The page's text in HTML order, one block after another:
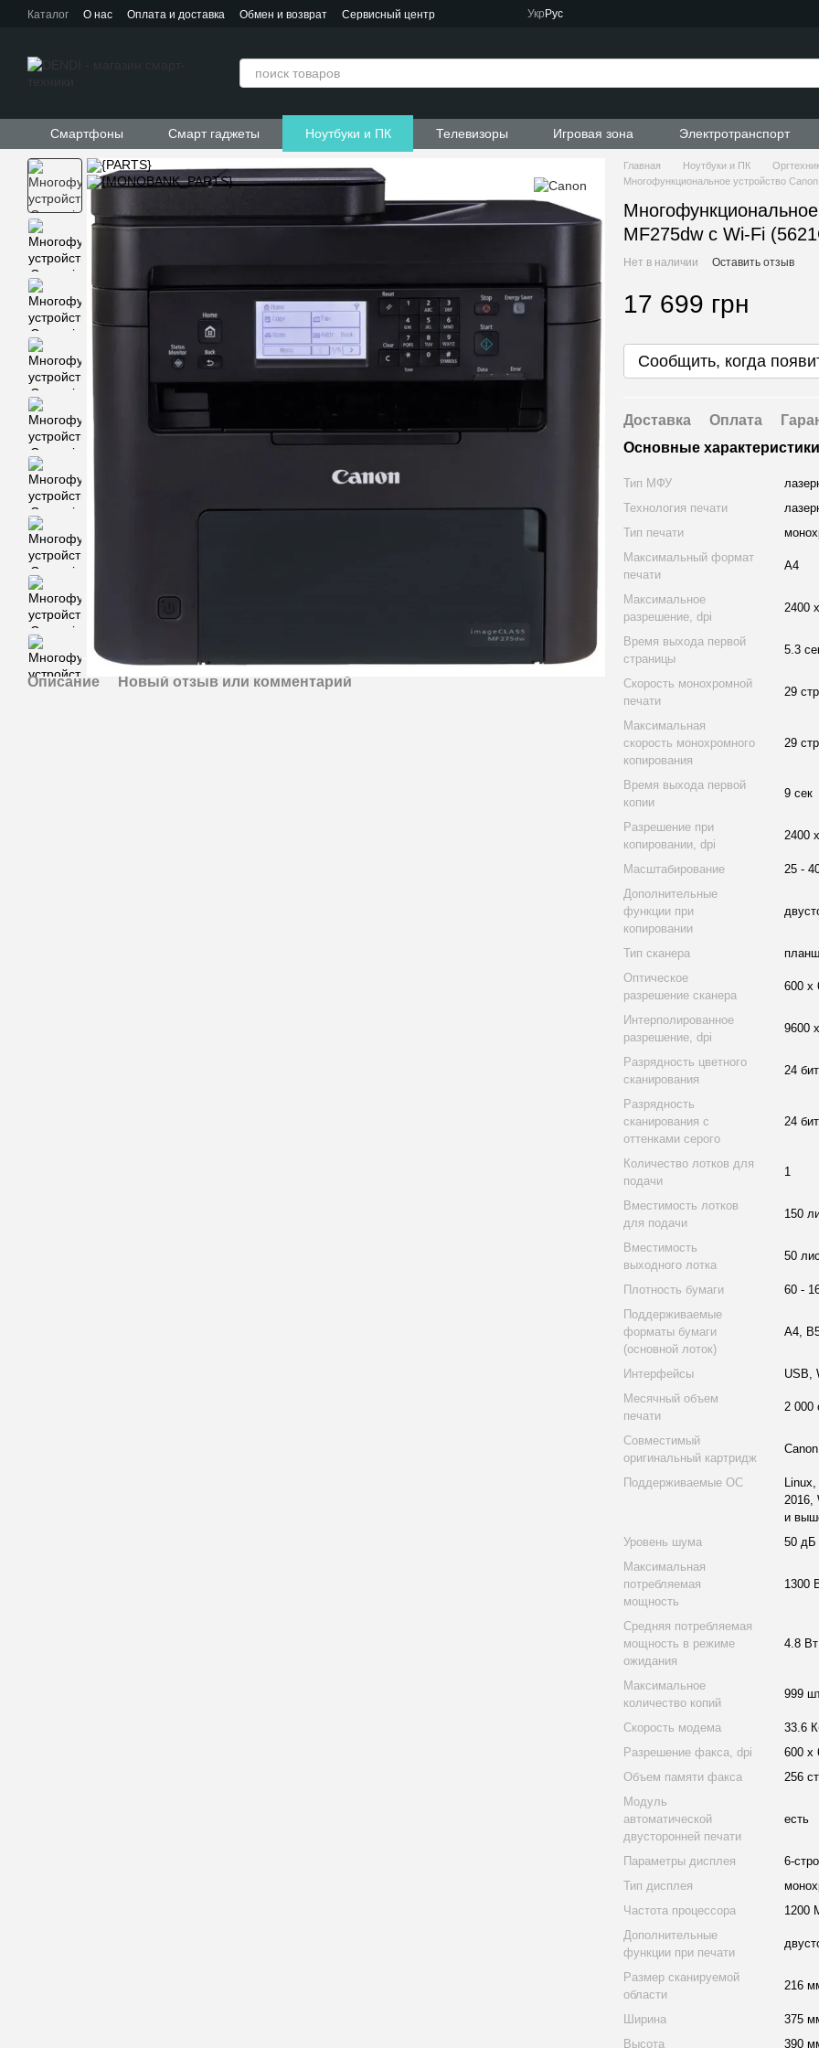
Перейти к основному контенту
Каталог О нас Оплата и доставка Обмен и возврат
Сервисный центр
Укр Рус
Смартфоны Смарт гаджеты Ноутбуки и ПК Телевизоры Игровая зона Электротранспорт
Описание Новый отзыв или комментарий
Главная Ноутбуки и ПК
Многофункциональное устройство
MF275dw c Wi-Fi
Нет в наличии Оставить отзыв
17 699 грн
Сообщить, когда
Доставка Оплата
Основные характеристики
Тип МФУ
Технология печати
Тип печати
Максимальный формат
печати
A4
Максимальное
разрешение, dpi
2400
Время выхода первой
страницы
5.3
Скорость монохромной
печати
29
Максимальная
скорость монохромного
копирования
29
Время выхода первой
копии
9 сек
Разрешение при
копировании, dpi
2400
Масштабирование
25 -
Дополнительные
функции при
копировании
Тип сканера
Оптическое
разрешение сканера
600 х
Интерполированное
разрешение, dpi
9600
Разрядность цветного
сканирования
24 бит
Разрядность
сканирования с
оттенками серого
24 бит
Количество лотков для
подачи
1
Вместимость лотков
для подачи
150
Вместимость
выходного лотка
50
Плотность бумаги
60 -
Поддерживаемые
форматы бумаги
(основной лоток)
A4,
Интерфейсы
USB,
Месячный объем
печати
2 000
Совместимый
оригинальный картридж
Поддерживаемые ОС
2016,
и
Уровень шума
50 дБ
Максимальная
потребляемая
мощность
1300
Средняя потребляемая
мощноcть в режиме
ожидания
4.8 Вт
Максимальное
количество копий
999
Скорость модема
33.6
Разрешение факса, dpi
600 х
Объем памяти факса
256
Модуль
автоматической
двусторонней печати
есть
Параметры дисплея
6-
Тип дисплея
Частота процессора
1200
Дополнительные
функции при печати
Размер сканируемой
области
216
Ширина
375
Высота
390